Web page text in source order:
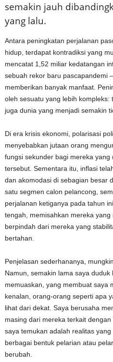
semakin jauh
yang lalu.
Antara peningkatan perjalanan
hidup, terdapat kontradiksi yang
mencatat 1,52 miliar kedatangan
sebuah rekor baru pascapandemi
memberikan banyak manfaat.
oleh sesuatu yang lebih
juga dunia yang menjadi semakin
Di era krisis ekonomi, polarisasi
menyebabkan jutaan orang
fungsi sekunder bagi mereka
tersebut. Sementara itu, inflasi
dan akomodasi di sebagian besar
satu segmen calon pelancong,
perjalanan ketiganya pada tahun
tengah, memisahkan mereka
berpindah dari mereka yang
bertahan.
Penjelasan sederhananya,
Namun, semakin lama saya
memuaskan, yang membuat saya
kenalan, orang-orang seperti apa
lihat dari dekat. Saya berusaha
masing dari mereka terkait
saya temukan adalah realitas
berbagai bentuk pelarian atau
berubah.